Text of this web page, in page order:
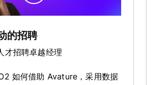
的招聘
才招聘卓越经理
如何借助 Avature，采用数据